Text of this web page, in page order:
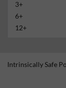
3+
6+
12+
Intrinsically Safe